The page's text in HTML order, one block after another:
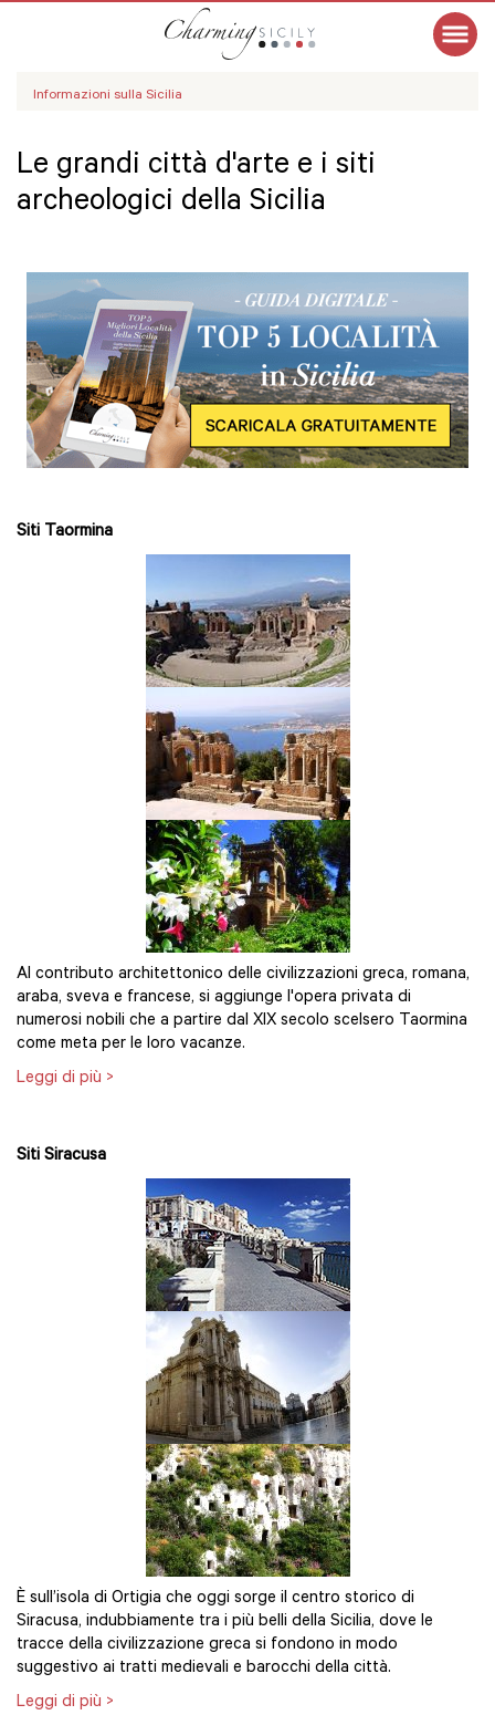
Informazioni sulla Sicilia
Le grandi città d'arte e i siti
archeologici della Sicilia
Siti Taormina
Al contributo architettonico delle civilizzazioni greca, romana,
araba, sveva e francese, si aggiunge l'opera privata di
numerosi nobili che a partire dal XIX secolo scelsero Taormina
come meta per le loro vacanze.
Leggi di più >
Siti Siracusa
È sull’isola di Ortigia che oggi sorge il centro storico di
Siracusa, indubbiamente tra i più belli della Sicilia, dove le
tracce della civilizzazione greca si fondono in modo
suggestivo ai tratti medievali e barocchi della città.
Leggi di più >